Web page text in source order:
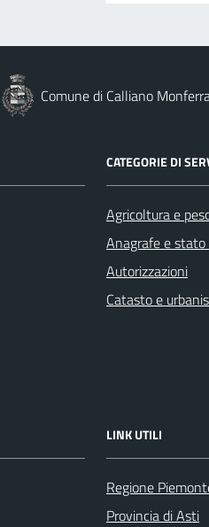
Comune di Calliano
CATEGORIE DI
Agricoltura e
Anagrafe e stato
Autorizzazioni
Catasto e
LINK UTILI
Regione
Provincia di Asti